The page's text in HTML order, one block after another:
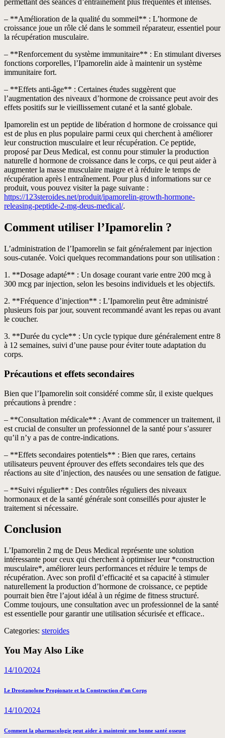
permettant des séances d’entraînement plus fréquentes et intenses.
– **Amélioration de la qualité du sommeil** : L’hormone de
croissance joue un rôle clé dans le sommeil réparateur, essentiel pour
la récupération musculaire.
– **Renforcement du système immunitaire** : En stimulant diverses
fonctions corporelles, l’Ipamorelin aide à maintenir un système
immunitaire fort.
– **Effets anti-âge** : Certaines études suggèrent que
l’augmentation des niveaux d’hormone de croissance peut avoir des
effets positifs sur le vieillissement cutané et la santé globale.
Ipamorelin est un peptide de libération d hormone de croissance qui
est de plus en plus populaire parmi ceux qui cherchent à améliorer
leur construction musculaire et leur récupération. Ce peptide,
proposé par Deus Medical, est connu pour stimuler la production
naturelle d hormone de croissance dans le corps, ce qui peut aider à
augmenter la masse musculaire maigre et à réduire le temps de
récupération après l entraînement. Pour plus d informations sur ce
produit, vous pouvez visiter la page suivante :
https://123steroides.net/produit/ipamorelin-growth-hormone-
releasing-peptide-2-mg-deus-medical/.
Comment utiliser l’Ipamorelin ?
L’administration de l’Ipamorelin se fait généralement par injection
sous-cutanée. Voici quelques recommandations pour son utilisation :
1. **Dosage adapté** : Un dosage courant varie entre 200 mcg à
300 mcg par injection, selon les besoins individuels et les objectifs.
2. **Fréquence d’injection** : L’Ipamorelin peut être administré
plusieurs fois par jour, souvent recommandé avant les repas ou avant
le coucher.
3. **Durée du cycle** : Un cycle typique dure généralement entre 8
à 12 semaines, suivi d’une pause pour éviter toute adaptation du
corps.
Précautions et effets secondaires
Bien que l’Ipamorelin soit considéré comme sûr, il existe quelques
précautions à prendre :
– **Consultation médicale** : Avant de commencer un traitement, il
est crucial de consulter un professionnel de la santé pour s’assurer
qu’il n’y a pas de contre-indications.
– **Effets secondaires potentiels** : Bien que rares, certains
utilisateurs peuvent éprouver des effets secondaires tels que des
réactions au site d’injection, des nausées ou une sensation de fatigue.
– **Suivi régulier** : Des contrôles réguliers des niveaux
hormonaux et de la santé générale sont conseillés pour ajuster le
traitement si nécessaire.
Conclusion
L’Ipamorelin 2 mg de Deus Medical représente une solution
intéressante pour ceux qui cherchent à optimiser leur *construction
musculaire*, améliorer leurs performances et réduire le temps de
récupération. Avec son profil d’efficacité et sa capacité à stimuler
naturellement la production d’hormone de croissance, ce peptide
pourrait bien être l’ajout idéal à un régime de fitness structuré.
Comme toujours, une consultation avec un professionnel de la santé
est essentielle pour garantir une utilisation sécurisée et efficace..
Categories: steroides
You May Also Like
14/10/2024
Le Drostanolone Propionate et la Construction d’un Corps
14/10/2024
Comment la pharmacologie peut aider à maintenir une bonne santé osseuse